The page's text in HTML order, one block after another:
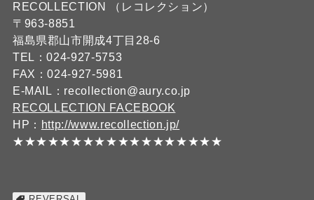
RECOLLECTION （レコレクション）
〒963-8851
福島県郡山市開成4丁目28-6
TEL：024-927-5753
FAX：024-927-5981
E-MAIL：recollection@aury.co.jp
RECOLLECTION FACEBOOK
HP： http://www.recollection.jp/
★★★★★★★★★★★★★★★★★★